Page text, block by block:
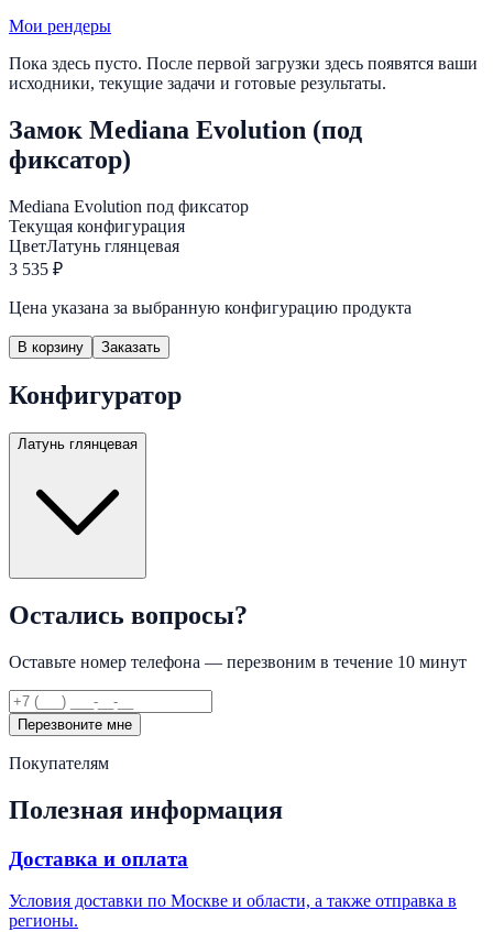
Мои рендеры
Пока здесь пусто. После первой загрузки здесь появятся ваши
исходники, текущие задачи и готовые результаты.
Замок Mediana Evolution (под
фиксатор)
Mediana Evolution под фиксатор
Текущая конфигурация
ЦветЛатунь глянцевая
3 535 ₽
Цена указана за выбранную конфигурацию продукта
В корзину Заказать
Конфигуратор
Латунь глянцевая
Остались вопросы?
Оставьте номер телефона — перезвоним в течение 10 минут
Перезвоните мне
Покупателям
Полезная информация
Доставка и оплата
Условия доставки по Москве и области, а также отправка в
регионы.